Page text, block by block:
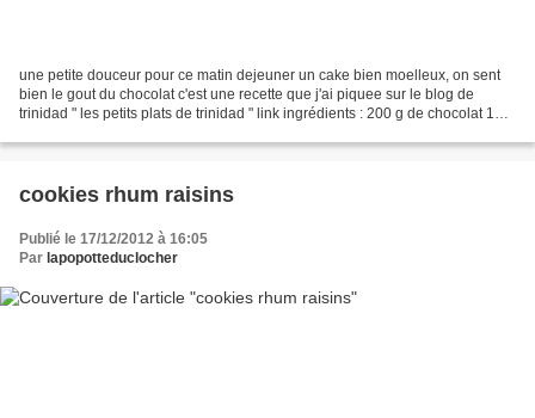
une petite douceur pour ce matin dejeuner un cake bien moelleux, on sent
bien le gout du chocolat c'est une recette que j'ai piquee sur le blog de
trinidad " les petits plats de trinidad " link ingrédients : 200 g de chocolat 100
cookies rhum raisins
Publié le 17/12/2012 à 16:05
Par lapopotteduclocher